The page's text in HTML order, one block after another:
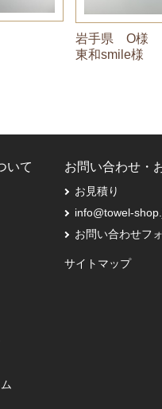
岩手県 O様
東和smile様
いて お問い合わせ・
お見積り
info@towel-
お問い合わせフ
サイトマップ